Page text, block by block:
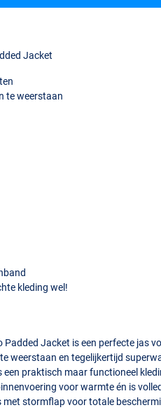
Jacket
te weerstaan
kleding wel!
Padded Jacket is een perfecte jas
weerstaan en tegelijkertijd
praktisch maar functioneel
voor warmte én is
met stormflap voor totale